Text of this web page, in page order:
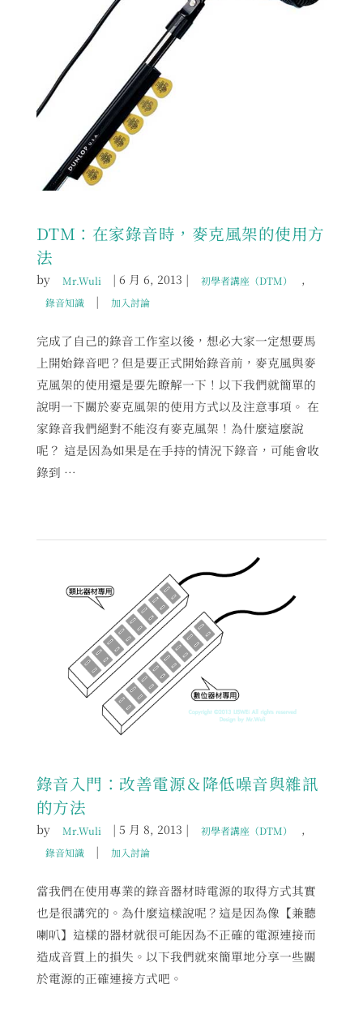
DTM：在家錄音時，麥克風架的使用方
法
by Mr.Wuli |6 月 6, 2013 | 初學者講座（DTM） ,
錄音知識 | 加入討論
完成了自己的錄音工作室以後，想必大家一定想要馬
上開始錄音吧？但是要正式開始錄音前，麥克風與麥
克風架的使用還是要先瞭解一下！以下我們就簡單的
說明一下關於麥克風架的使用方式以及注意事項。 在
家錄音我們絕對不能沒有麥克風架！為什麼這麼說
呢？ 這是因為如果是在手持的情況下錄音，可能會收
錄到 …
錄音入門：改善電源＆降低噪音與雜訊
的方法
by Mr.Wuli |5 月 8, 2013 | 初學者講座（DTM） ,
錄音知識 | 加入討論
當我們在使用專業的錄音器材時電源的取得方式其實
也是很講究的。為什麼這樣說呢？這是因為像【兼聽
喇叭】這樣的器材就很可能因為不正確的電源連接而
造成音質上的損失。以下我們就來簡單地分享一些關
於電源的正確連接方式吧。